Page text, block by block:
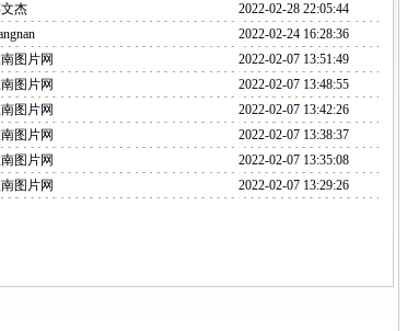
杰
2022-02-28 22:05:44
2022-02-24 16:28:36
图片网
2022-02-07 13:51:49
图片网
2022-02-07 13:48:55
图片网
2022-02-07 13:42:26
图片网
2022-02-07 13:38:37
图片网
2022-02-07 13:35:08
图片网 2022-02-07 13:29:26